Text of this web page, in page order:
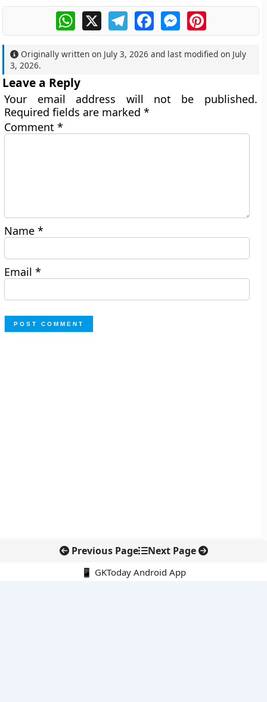
WhatsApp
X TelegramFacebookMessengerPinterest
Originally written on July 3, 2026 and last modified on July
3, 2026.
Leave a Reply
Your email address will not be published.
Required fields are marked*
Comment*
Name*
Email*
Previous Page Next Page
📱 GKToday Android App